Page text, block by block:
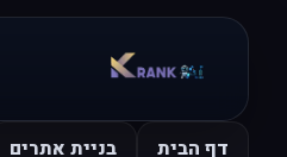
דף הבית בניית אתרים